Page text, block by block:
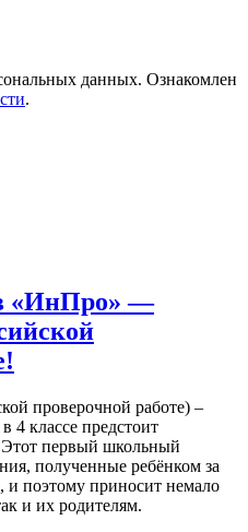
данных. Ознакомлен
.
«ИнПро» —
проверочной работе) –
4 классе предстоит
Этот первый школьный
полученные ребёнком за
и поэтому приносит немало
и их родителям.